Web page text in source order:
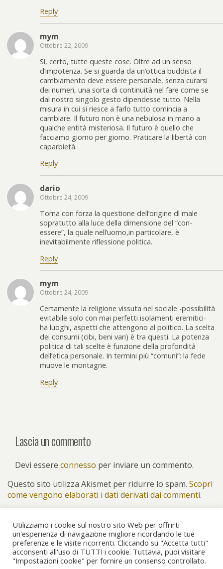
Reply
mym
Ottobre 22, 2009
Sì, certo, tutte queste cose. Oltre ad un senso
d’impotenza. Se si guarda da un’ottica buddista il
cambiamento deve essere personale, senza curarsi
dei numeri, una sorta di continuità nel fare come se
dal nostro singolo gesto dipendesse tutto. Nella
misura in cui si riesce a farlo tutto comincia a
cambiare. Il futuro non è una nebulosa in mano a
qualche entità misteriosa. Il futuro è quello che
facciamo giorno per giorno. Praticare la libertà con
caparbietà.
Reply
dario
Ottobre 24, 2009
Torna con forza la questione dell’origine dl male
sopratutto alla luce della dimensione del “con-
essere”, la quale nell’uomo,in particolare, è
inevitabilmente riflessione politica.
Reply
mym
Ottobre 24, 2009
Certamente la religione vissuta nel sociale -possibilità
evitabile solo con mai perfetti isolamenti eremitici-
ha luoghi, aspetti che attengono al politico. La scelta
dei consumi (cibi, beni vari) è tra questi. La potenza
politica di tali scelte è funzione della profondità
dell’etica personale. In termini più “comuni”: la fede
muove le montagne.
Reply
Lascia un commento
Devi essere connesso per inviare un commento.
Questo sito utilizza Akismet per ridurre lo spam. Scopri
come vengono elaborati i dati derivati dai commenti.
Torna su
Utilizziamo i cookie sul nostro sito Web per offrirti
un'esperienza di navigazione migliore ricordando le tue
preferenze e le visite ricorrenti. Cliccando su "Accetta tutti"
acconsenti all'uso di TUTTI i cookie. Tuttavia, puoi visitare
"Impostazioni cookie" per fornire un consenso controllato.